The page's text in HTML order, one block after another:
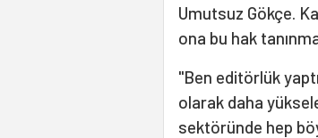
Umutsuz Gökçe.
ona bu hak
"Ben editörlük
olarak daha
sektöründe hep